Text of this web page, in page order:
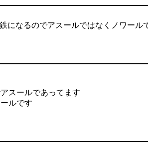
になるのでアスールではなくノワール
スールであってます
ルです